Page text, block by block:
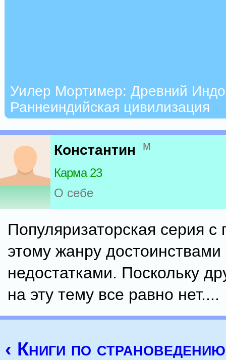
Уилер Мортимер: Древний
Раннеиндийская цивилизация
Константин м
Карма 23
О себе
Популяризаторская серия
этому жанру достоинствами
недостатками. Поскольку
на эту тему все равно нет....
‹ Книги по